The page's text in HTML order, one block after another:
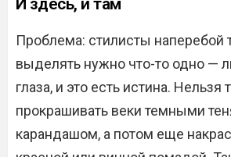
И здесь, и там
Проблема: стилисты наперебой
выделять нужно что-то одно —
глаза, и это есть истина. Нельзя
прокрашивать веки темными
карандашом, а потом еще